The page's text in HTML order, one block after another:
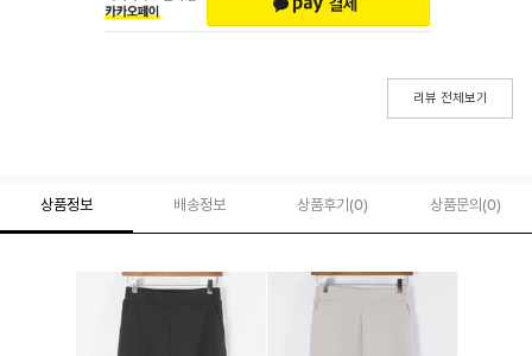
리뷰 전체보기
상품정보 배송정보 상품후기(0) 상품문의 (0)